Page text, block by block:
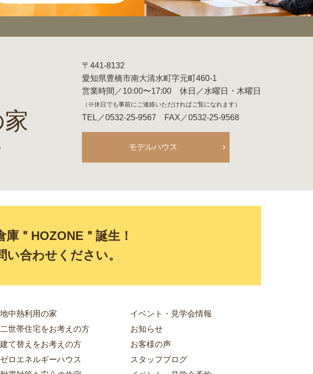
〒441-8132
愛知県豊橋市南大清水町字元町460-1
営業時間／10:00〜17:00 休日／水曜日・木曜日
（※休日でも事前にご連絡いただければご覧になれます）
TEL／0532-25-9567 FAX／0532-25-9568
モデルハウス
庫＂HOZONE＂誕生！
い合わせください。
地中熱利用の家
二世帯住宅をお考えの方
建て替えをお考えの方
ゼロエネルギーハウス
イベント・見学会情報
お知らせ
お客様の声
スタッフブログ